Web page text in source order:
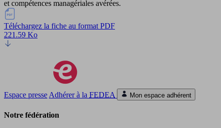
et compétences managériales avérées.
Téléchargez la fiche au format PDF
221.59 Ko
Espace presse Adhérer à la FEDEA Mon espace adhérent
Notre fédération